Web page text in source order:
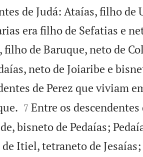
de Judá: Ataías, filho de
era filho de Sefatias e
filho de Baruque, neto de
neto de Joiaribe e
de Perez que viviam

7 Entre os
bisneto de Pedaías;
Itiel, tetraneto de Jesaías;